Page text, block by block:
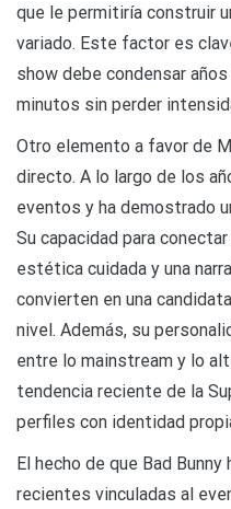
que le permitiría construir
variado. Este factor es
show debe condensar
minutos sin perder
Otro elemento a favor de
directo. A lo largo de los
eventos y ha demostrado
Su capacidad para
estética cuidada y una
convierten en una
nivel. Además, su
entre lo mainstream y lo
tendencia reciente de la
perfiles con identidad
El hecho de que Bad
recientes vinculadas al